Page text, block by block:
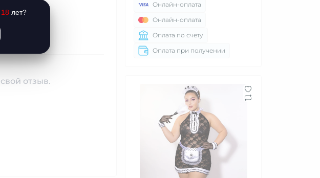
Онлайн-оплата
Онлайн-оплата
Оплата по счету
Оплата при получении
отзыв.
18 лет?